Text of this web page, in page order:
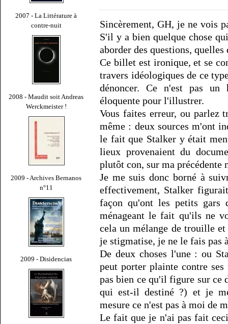
2007 - La Littérature à
contre-nuit
2008 - Maudit soit Andreas
Werckmeister !
2009 - Archives Bernanos
n°11
2009 - Disidencias
Sincèrement, GH, je ne vois
S'il y a bien quelque chose
aborder des questions,
Ce billet est ironique, et se
travers idéologiques de ce
dénoncer. Ce n'est pas
éloquente pour l'illustrer.
Vous faites erreur, ou parlez
même : deux sources m'ont
le fait que Stalker y était
lieux provenaient du
plutôt con, sur ma
Je me suis donc borné à
effectivement, Stalker
façon qu'ont les petits gars
ménageant le fait qu'ils ne
cela un mélange de trouille
je stigmatise, je ne le fais pas
De deux choses l'une : ou
peut porter plainte contre
pas bien ce qu'il figure sur ce
qui est-il destiné ?) et je
mesure ce n'est pas à moi de
Le fait que je n'ai pas fait